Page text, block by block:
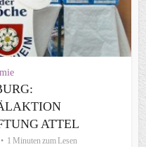
ATTEL
1 Minuten zum Lesen